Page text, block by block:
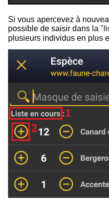
Si vous apercevez à
possible de saisir dans la
plusieurs individus en plus